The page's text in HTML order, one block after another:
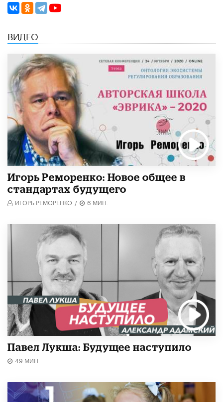
ВИДЕО
Игорь Реморенко: Новое общее в
стандартах будущего
ИГОРЬ РЕМОРЕНКО / 6 МИН.
Павел Лукша: Будущее наступило
49 МИН.